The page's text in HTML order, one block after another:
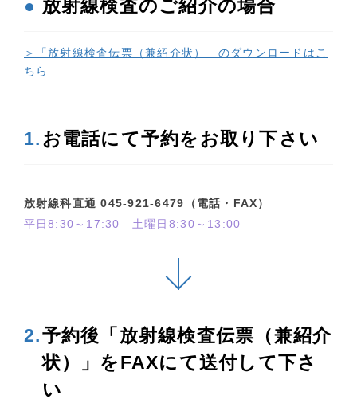
● 放射線検査のご紹介の場合
＞「放射線検査伝票（兼紹介状）」のダウンロードはこ
ちら
1. お電話にて予約をお取り下さい
放射線科直通 045-921-6479（電話・FAX）
平日8:30～17:30 土曜日8:30～13:00
2.予約後「放射線検査伝票（兼紹介
状）」をFAXにて送付して下さ
い